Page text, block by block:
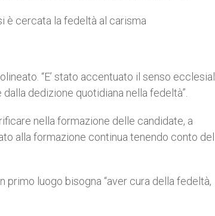
è cercata la fedeltà al carisma
“E’ stato accentuato il senso
dedizione quotidiana nella fedeltà”.
nella formazione delle candidate, a
alla formazione continua tenendo conto
luogo bisogna “aver cura della fedeltà,